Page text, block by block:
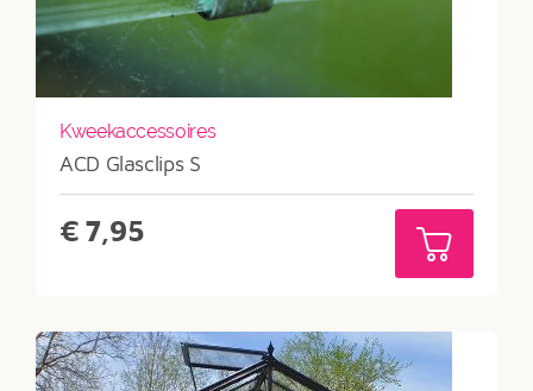
Kweekaccessoires
ACD Glasclips S
€ 7,95